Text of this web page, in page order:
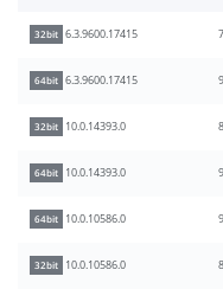
32bit 6.3.9600.17415
64bit 6.3.9600.17415
32bit 10.0.14393.0
64bit 10.0.14393.0
64bit 10.0.10586.0
32bit 10.0.10586.0